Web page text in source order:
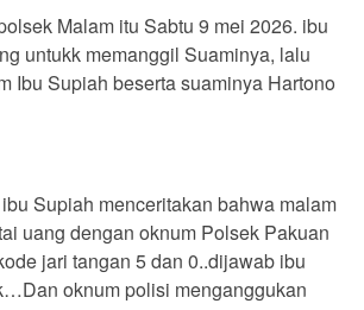
Malam itu Sabtu 9 mei 2026. ibu
untukk memanggil Suaminya, lalu
Ibu Supiah beserta suaminya Hartono
Supiah menceritakan bahwa malam
uang dengan oknum Polsek Pakuan
jari tangan 5 dan 0..dijawab ibu
oknum polisi menganggukan